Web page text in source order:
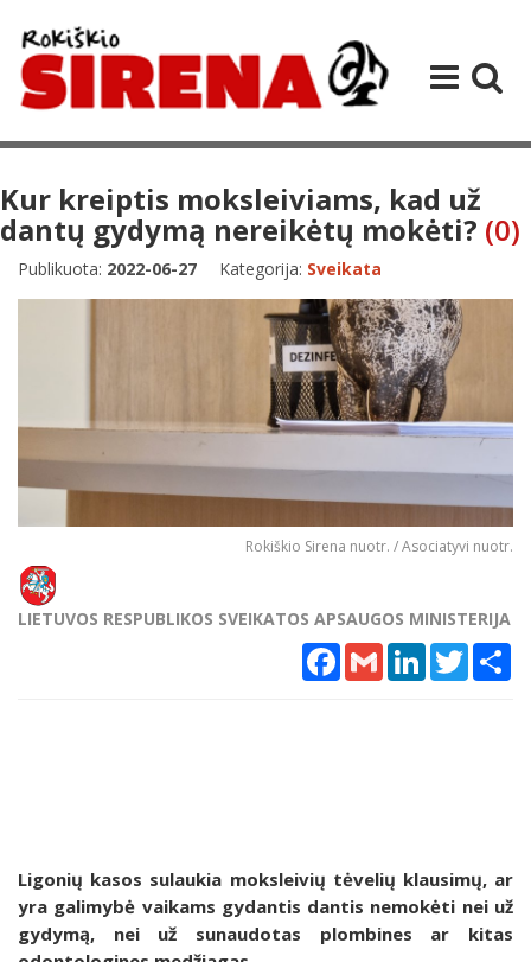
Kur kreiptis moksleiviams, kad už
dantų gydymą nereikėtų mokėti? (0)
Publikuota: 2022-06-27 Kategorija: Sveikata
Rokiškio Sirena nuotr. / Asociatyvi nuotr.
LIETUVOS RESPUBLIKOS SVEIKATOS APSAUGOS MINISTERIJA
Facebook
Gmail LinkedInTwitter
Ligonių kasos sulaukia moksleivių tėvelių klausimų, ar
yra galimybė vaikams gydantis dantis nemokėti nei už
gydymą, nei už sunaudotas plombines ar kitas